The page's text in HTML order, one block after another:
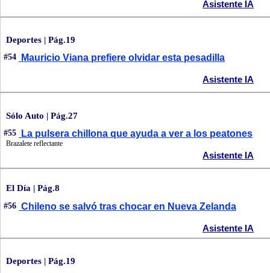
Asistente IA
Deportes | Pág.19
#54 Mauricio Viana prefiere olvidar esta pesadilla
Asistente IA
Sólo Auto | Pág.27
#55 La pulsera chillona que ayuda a ver a los peatones
Brazalete reflectante
Asistente IA
El Día | Pág.8
#56 Chileno se salvó tras chocar en Nueva Zelanda
Asistente IA
Deportes | Pág.19